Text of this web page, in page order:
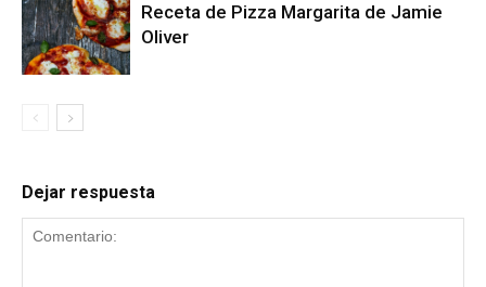
Receta de Pizza Margarita de Jamie
Oliver
Dejar respuesta